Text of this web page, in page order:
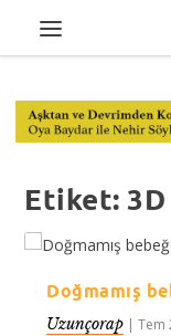
Etiket:3D
Doğmamış
Uzunçorap |Tem